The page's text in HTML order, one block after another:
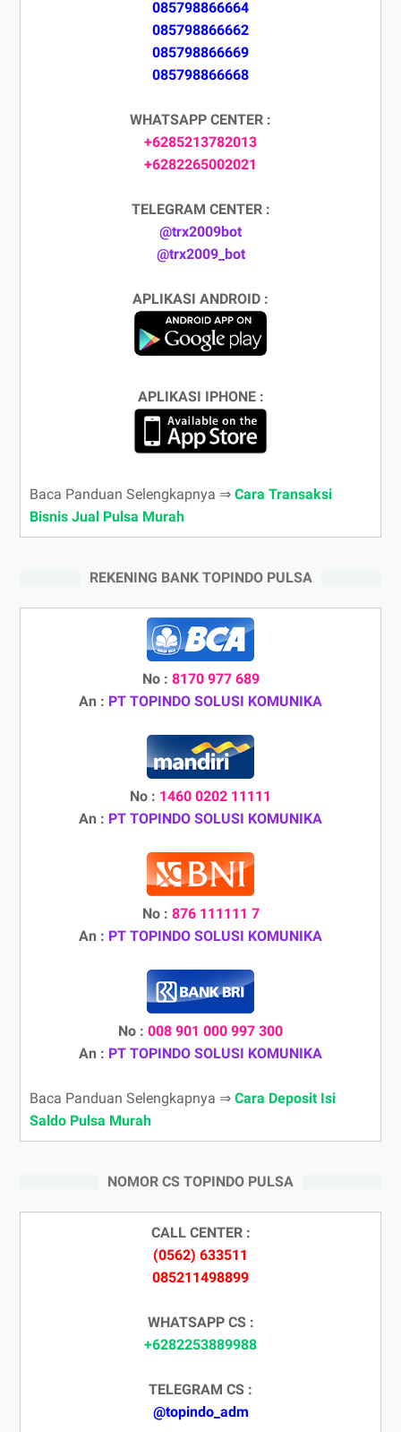
085798866664
085798866662
085798866669
085798866668
WHATSAPP CENTER :
+6285213782013
+6282265002021
TELEGRAM CENTER :
@trx2009bot
@trx2009_bot
APLIKASI ANDROID :
APLIKASI IPHONE :
Baca Panduan Selengkapnya ⇒ Cara Transaksi
Bisnis Jual Pulsa Murah
REKENING BANK TOPINDO PULSA
No : 8170 977 689
An : PT TOPINDO SOLUSI KOMUNIKA
No : 1460 0202 11111
An : PT TOPINDO SOLUSI KOMUNIKA
No : 876 111111 7
An : PT TOPINDO SOLUSI KOMUNIKA
No : 008 901 000 997 300
An : PT TOPINDO SOLUSI KOMUNIKA
Baca Panduan Selengkapnya ⇒ Cara Deposit Isi
Saldo Pulsa Murah
NOMOR CS TOPINDO PULSA
CALL CENTER :
(0562) 633511
085211498899
WHATSAPP CS :
+6282253889988
TELEGRAM CS :
@topindo_adm